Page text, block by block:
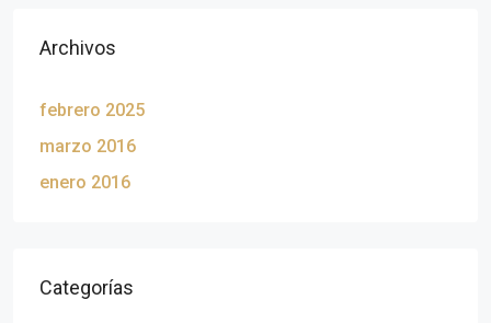
Archivos
febrero 2025
marzo 2016
enero 2016
Categorías